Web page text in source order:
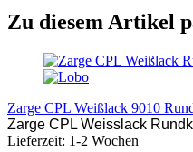
Zu diesem Artikel
Zarge CPL Weißlack 9010
Zarge CPL Weisslack
Lieferzeit: 1-2 Wochen